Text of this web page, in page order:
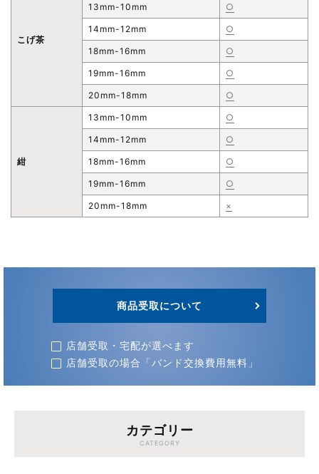
こげ茶
13mm-10mm ○
14mm-12mm ○
18mm-16mm ○
19mm-16mm ○
20mm-18mm ○
紺
13mm-10mm ○
14mm-12mm ○
18mm-16mm ○
19mm-16mm ○
20mm-18mm ×
商品受取について
店舗受取・宅配が選べます
店舗受取の場合「バンド交換費用無料」
カテゴリー
CATEGORY